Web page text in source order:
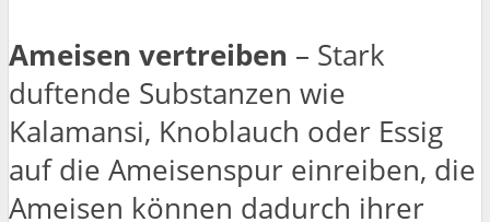
Ameisen vertreiben – Stark
duftende Substanzen wie
Kalamansi, Knoblauch oder Essig
auf die Ameisenspur einreiben, die
Ameisen können dadurch ihrer